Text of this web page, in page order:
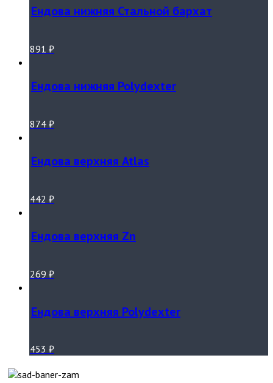
Ендова нижняя Стальной бархат
891 ₽
Ендова нижняя Polydexter
874 ₽
Ендова верхняя Atlas
442 ₽
Ендова верхняя Zn
269 ₽
Ендова верхняя Polydexter
453 ₽